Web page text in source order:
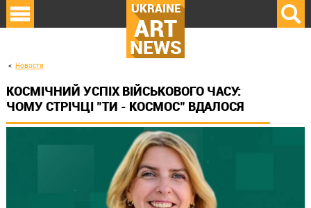
UKRAINE
ART
NEWS
Новости
КОСМІЧНИЙ УСПІХ ВІЙСЬКОВОГО ЧАСУ:
ЧОМУ СТРІЧЦІ "ТИ - КОСМОС" ВДАЛОСЯ